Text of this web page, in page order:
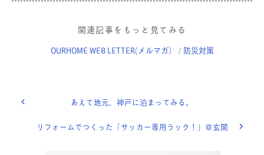
関連記事をもっと見てみる
OURHOME WEB LETTER(メルマガ） / 防災対策
あえて地元、神戸に泊まってみる。
リフォームでつくった「サッカー専用ラック！」＠玄関